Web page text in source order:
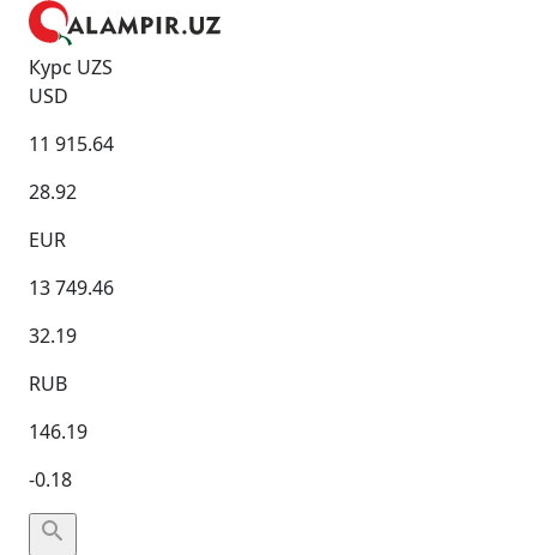
Курс UZS
USD
11 915.64
28.92
EUR
13 749.46
32.19
RUB
146.19
-0.18